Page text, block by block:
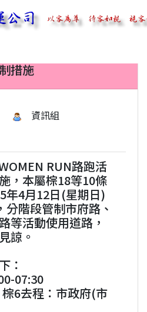
TS WOMEN RUN
措施
資訊組
RUN路跑活
，本屬棕18等10條
年4月12日(星期日)
階段管制市府路、
等活動使用道路，
諒。
：
07:30
6去程：市政府(市